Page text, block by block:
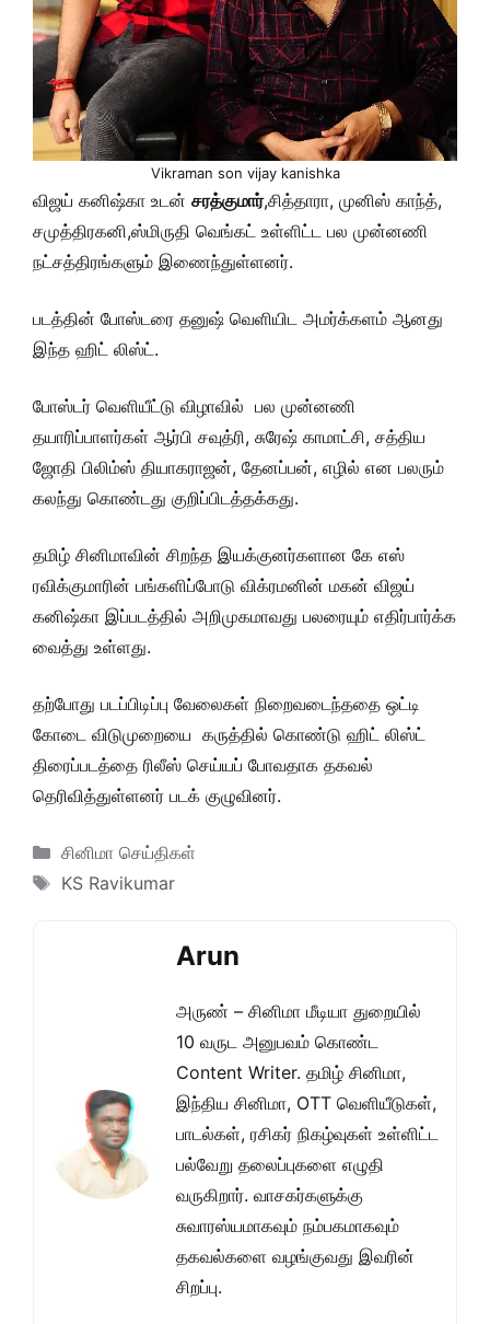
Vikraman son vijay kanishka
விஜய் கனிஷ்கா உடன் சரத்குமார்,சித்தாரா, முனிஸ் காந்த்,
சமுத்திரகனி,ஸ்மிருதி வெங்கட் உள்ளிட்ட பல முன்னணி
நட்சத்திரங்களும் இணைந்துள்ளனர்.
படத்தின் போஸ்டரை தனுஷ் வெளியிட அமர்க்களம் ஆனது
இந்த ஹிட் லிஸ்ட்.
போஸ்டர் வெளியீட்டு விழாவில் பல முன்னணி
தயாரிப்பாளர்கள் ஆர்பி சவுத்ரி, சுரேஷ் காமாட்சி, சத்திய
ஜோதி பிலிம்ஸ் தியாகராஜன், தேனப்பன், எழில் என பலரும்
கலந்து கொண்டது குறிப்பிடத்தக்கது.
தமிழ் சினிமாவின் சிறந்த இயக்குனர்களான கே எஸ்
ரவிக்குமாரின் பங்களிப்போடு விக்ரமனின் மகன் விஜய்
கனிஷ்கா இப்படத்தில் அறிமுகமாவது பலரையும் எதிர்பார்க்க
வைத்து உள்ளது.
தற்போது படப்பிடிப்பு வேலைகள் நிறைவடைந்ததை ஒட்டி
கோடை விடுமுறையை கருத்தில் கொண்டு ஹிட் லிஸ்ட்
திரைப்படத்தை ரிலீஸ் செய்யப் போவதாக தகவல்
தெரிவித்துள்ளனர் படக் குழுவினர்.
Categories
சினிமா செய்திகள்
Tags
KS Ravikumar
Arun
அருண் – சினிமா மீடியா துறையில்
10 வருட அனுபவம் கொண்ட
Content Writer. தமிழ் சினிமா,
இந்திய சினிமா, OTT வெளியீடுகள்,
பாடல்கள், ரசிகர் நிகழ்வுகள் உள்ளிட்ட
பல்வேறு தலைப்புகளை எழுதி
வருகிறார். வாசகர்களுக்கு
சுவாரஸ்யமாகவும் நம்பகமாகவும்
தகவல்களை வழங்குவது இவரின்
சிறப்பு.